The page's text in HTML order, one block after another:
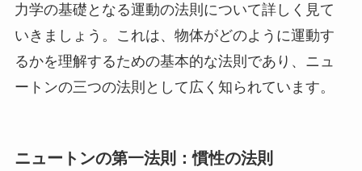
力学の基礎となる運動の法則について詳しく見て
いきましょう。これは、物体がどのように運動す
るかを理解するための基本的な法則であり、ニュ
ートンの三つの法則として広く知られています。
ニュートンの第一法則：慣性の法則